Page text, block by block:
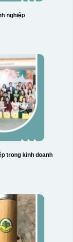
nghiệp
trong kinh doanh